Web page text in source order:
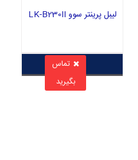
لیبل پرینتر سوو LK-B230II
تماس
بگیرید